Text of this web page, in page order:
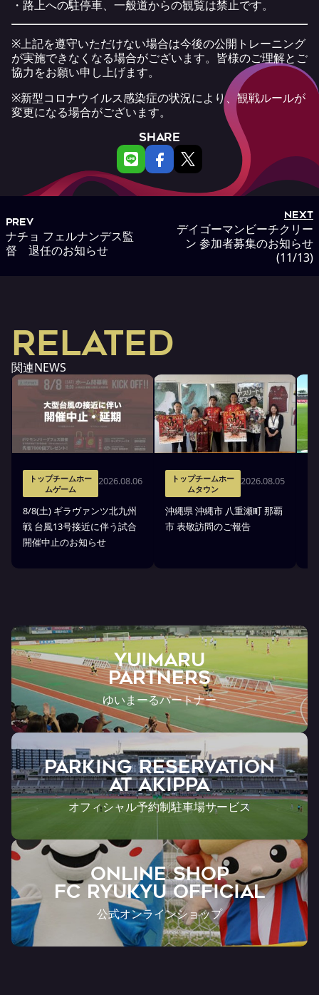
・路上への駐停車、一般道からの観覧は禁止です。
※上記を遵守いただけない場合は今後の公開トレーニング
が実施できなくなる場合がございます。皆様のご理解とご
協力をお願い申し上げます。
※新型コロナウイルス感染症の状況により、観戦ルールが
変更になる場合がございます。
SHARE
PREV
ナチョ フェルナンデス監
督 退任のお知らせ
NEXT
デイゴーマンビーチクリー
ン 参加者募集のお知らせ
(11/13)
RELATED
関連NEWS
トップチームホー
ムゲーム
2026.08.06
8/8(土) ギラヴァンツ北九州
戦 台風13号接近に伴う試合
開催中止のお知らせ
トップチームホー
ムタウン
2026.08.05
沖縄県 沖縄市 八重瀬町 那覇
市 表敬訪問のご報告
YUIMARU
Partners
ゆいまーるパートナー
PARKING RESERVATION
AT Akippa
オフィシャル予約制駐車場サービス
ONLINE SHOP
FC RYUKYU OFFICIAL
公式オンラインショップ